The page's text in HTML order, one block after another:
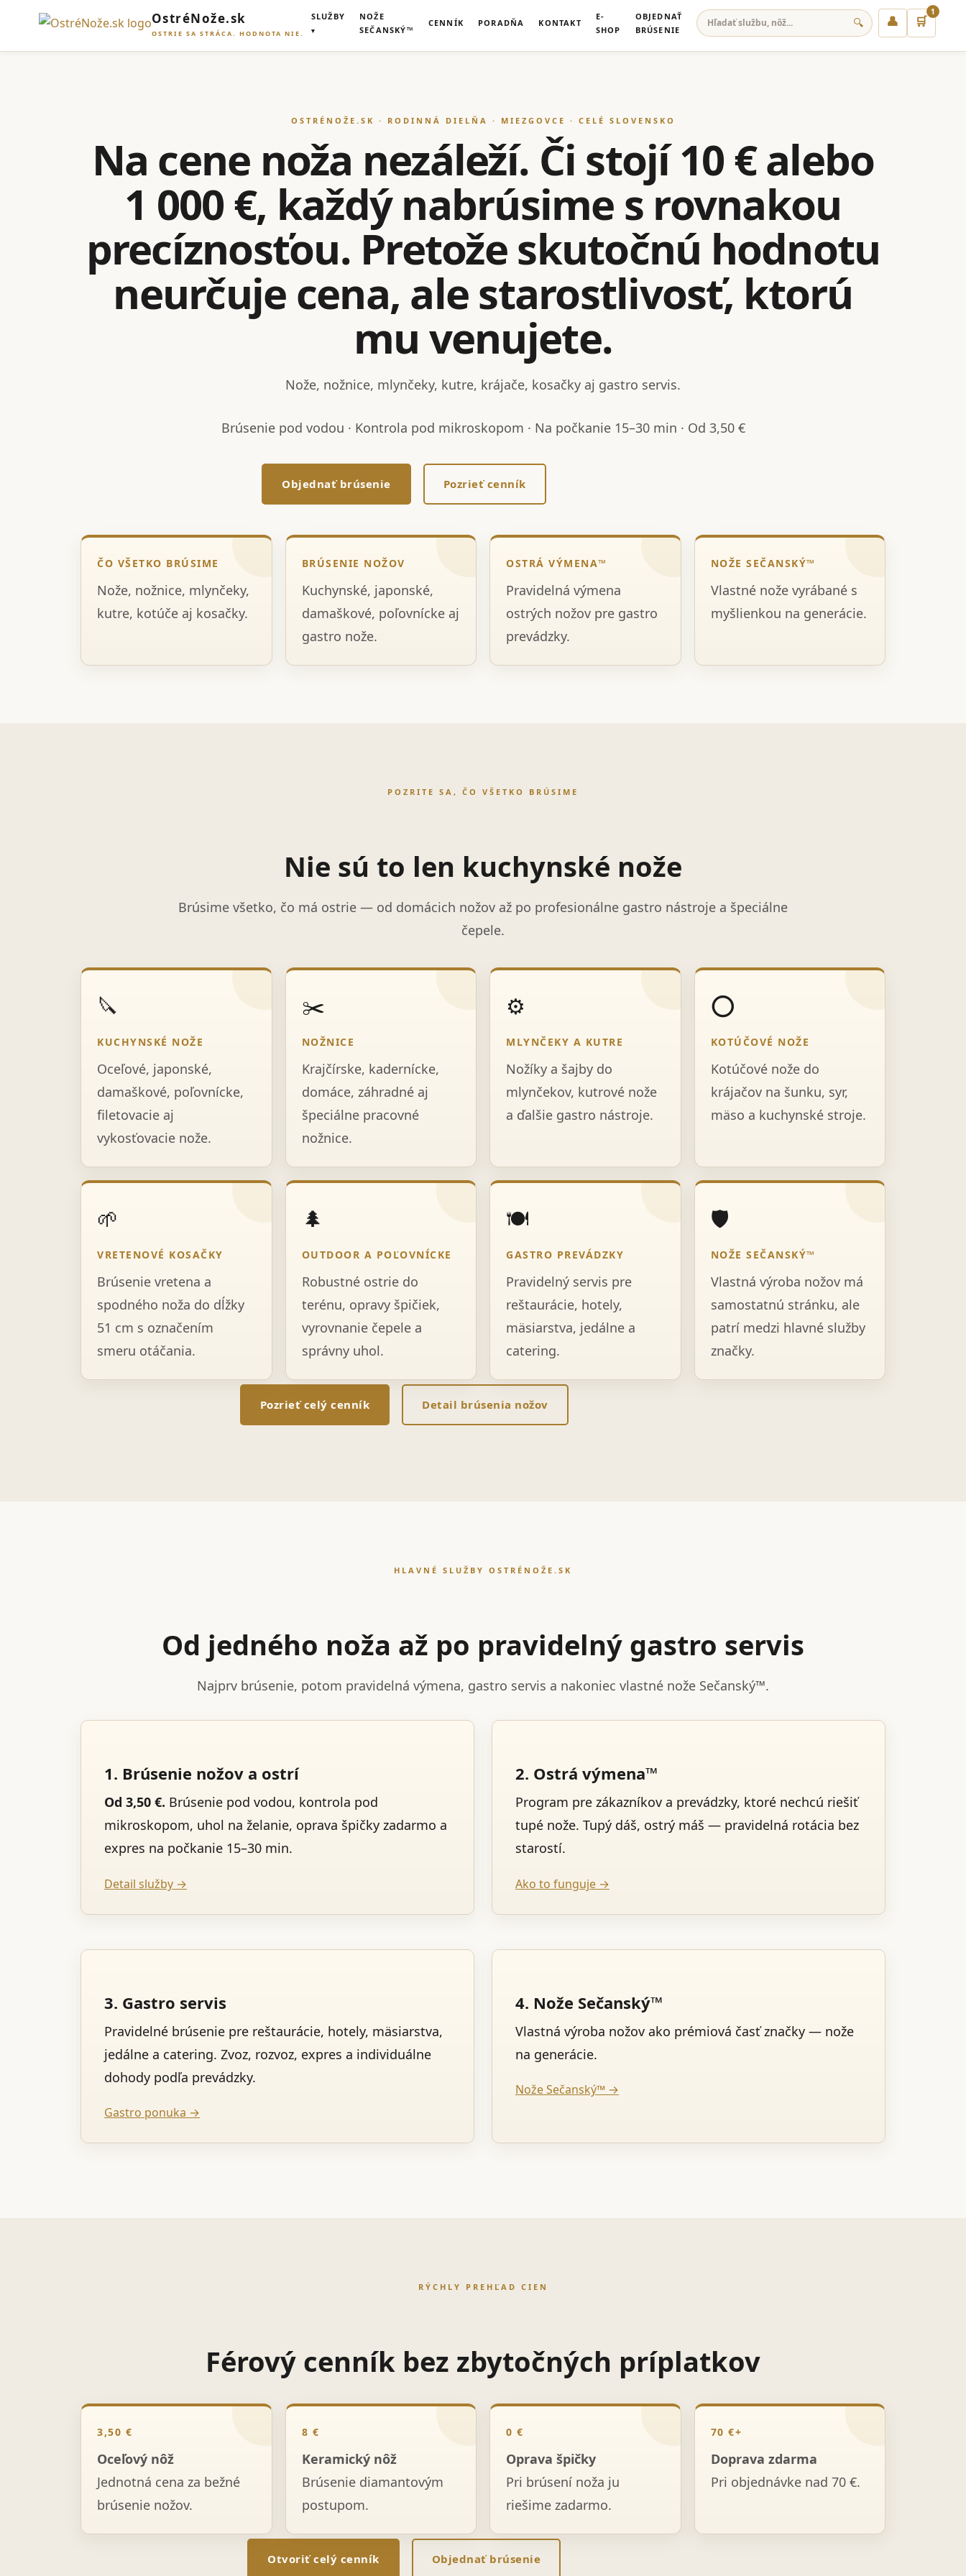
OstréNože.sk
OSTRIE SA STRÁCA. HODNOTA NIE.
SLUŽBY
NOŽE
SEČANSKÝ™
CENNÍK PORADŇA KONTAKT
E-
SHOP
OBJEDNAŤ
BRÚSENIE
🔍 👤 🛒
1
OSTRÉNOŽE.SK · RODINNÁ DIELŇA · MIEZGOVCE · CELÉ SLOVENSKO
Na cene noža nezáleží. Či stojí 10 € alebo
1 000 €, každý nabrúsime s rovnakou
precíznosťou. Pretože skutočnú hodnotu
neurčuje cena, ale starostlivosť, ktorú
mu venujete.
Nože, nožnice, mlynčeky, kutre, krájače, kosačky aj gastro servis.
Brúsenie pod vodou · Kontrola pod mikroskopom · Na počkanie 15–30 min · Od 3,50 €
Objednať brúsenie Pozrieť cenník
ČO VŠETKO BRÚSIME
Nože, nožnice, mlynčeky,
kutre, kotúče aj kosačky.
BRÚSENIE NOŽOV
Kuchynské, japonské,
damaškové, poľovnícke aj
gastro nože.
OSTRÁ VÝMENA™
Pravidelná výmena
ostrých nožov pre gastro
prevádzky.
NOŽE SEČANSKÝ™
Vlastné nože vyrábané s
myšlienkou na generácie.
POZRITE SA, ČO VŠETKO BRÚSIME
Nie sú to len kuchynské nože
Brúsime všetko, čo má ostrie — od domácich nožov až po profesionálne gastro nástroje a špeciálne
čepele.
🔪
KUCHYNSKÉ NOŽE
Oceľové, japonské,
damaškové, poľovnícke,
filetovacie aj
vykosťovacie nože.
✂️
NOŽNICE
Krajčírske, kadernícke,
domáce, záhradné aj
špeciálne pracovné
nožnice.
⚙️
MLYNČEKY A KUTRE
Nožíky a šajby do
mlynčekov, kutrové nože
a ďalšie gastro nástroje.
⭕
KOTÚČOVÉ NOŽE
Kotúčové nože do
krájačov na šunku, syr,
mäso a kuchynské stroje.
🌱
VRETENOVÉ KOSAČKY
Brúsenie vretena a
spodného noža do dĺžky
51 cm s označením
smeru otáčania.
🌲
OUTDOOR A POĽOVNÍCKE
Robustné ostrie do
terénu, opravy špičiek,
vyrovnanie čepele a
správny uhol.
🍽️
GASTRO PREVÁDZKY
Pravidelný servis pre
reštaurácie, hotely,
mäsiarstva, jedálne a
catering.
🛡️
NOŽE SEČANSKÝ™
Vlastná výroba nožov má
samostatnú stránku, ale
patrí medzi hlavné služby
značky.
Pozrieť celý cenník Detail brúsenia nožov
HLAVNÉ SLUŽBY OSTRÉNOŽE.SK
Od jedného noža až po pravidelný gastro servis
Najprv brúsenie, potom pravidelná výmena, gastro servis a nakoniec vlastné nože Sečanský™.
1. Brúsenie nožov a ostrí
Od 3,50 €. Brúsenie pod vodou, kontrola pod
mikroskopom, uhol na želanie, oprava špičky zadarmo a
expres na počkanie 15–30 min.
Detail služby →
2. Ostrá výmena™
Program pre zákazníkov a prevádzky, ktoré nechcú riešiť
tupé nože. Tupý dáš, ostrý máš — pravidelná rotácia bez
starostí.
Ako to funguje →
3. Gastro servis
Pravidelné brúsenie pre reštaurácie, hotely, mäsiarstva,
jedálne a catering. Zvoz, rozvoz, expres a individuálne
dohody podľa prevádzky.
Gastro ponuka →
4. Nože Sečanský™
Vlastná výroba nožov ako prémiová časť značky — nože
na generácie.
Nože Sečanský™ →
RÝCHLY PREHĽAD CIEN
Férový cenník bez zbytočných príplatkov
3,50 €
Oceľový nôž
Jednotná cena za bežné
brúsenie nožov.
8 €
Keramický nôž
Brúsenie diamantovým
postupom.
0 €
Oprava špičky
Pri brúsení noža ju
riešime zadarmo.
70 €+
Doprava zdarma
Pri objednávke nad 70 €.
Otvoriť celý cenník Objednať brúsenie